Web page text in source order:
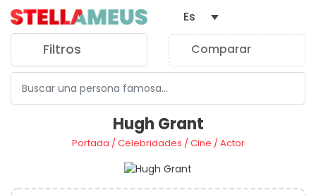
Filtros Comparar
Es
Hugh Grant
Portada /Celebridades /Cine /Actor